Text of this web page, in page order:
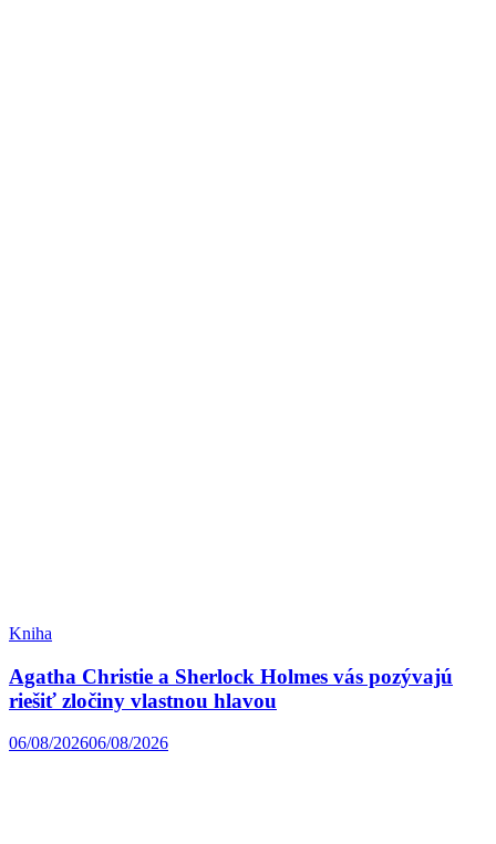
Kniha
Agatha Christie a Sherlock Holmes vás pozývajú
riešiť zločiny vlastnou hlavou
06/08/202606/08/2026